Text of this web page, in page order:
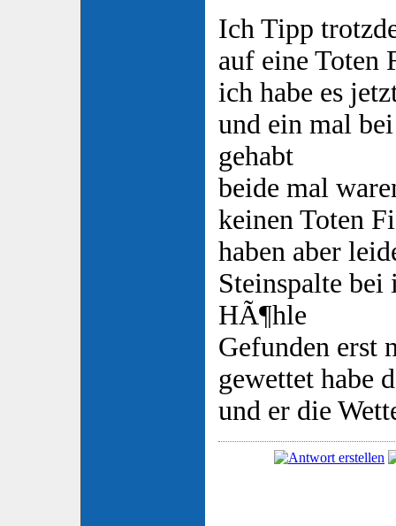
Ich Tipp
auf eine Toten
ich habe es
und ein mal
gehabt
beide mal
keinen Toten
haben aber
Steinspalte
HÃ¶hle
Gefunden erst
gewettet habe
und er die